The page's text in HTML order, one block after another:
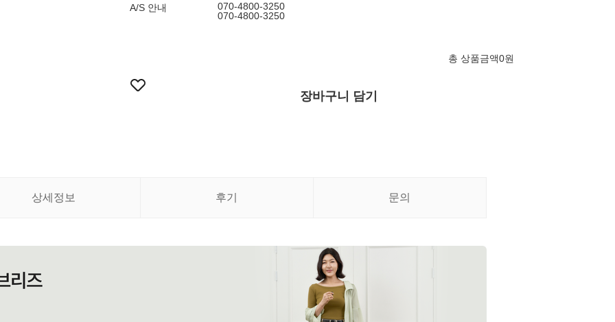
A/S 안내
070-4800-3250
070-4800-3250
총 상품금액0원
장바구니 담기
상세정보 후기 문의